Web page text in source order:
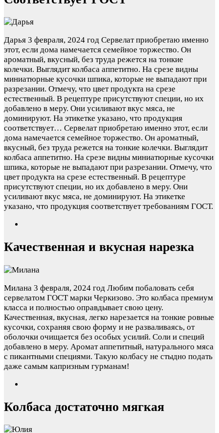
Дарья 3 февраля, 2024 год Сервелат приобретаю именно
этот, если дома намечается семейное торжество. Он
ароматный, вкусный, без труда режется на тонкие
колечки. Выглядит колбаса аппетитно. На срезе видны
миниатюрные кусочки шпика, которые не выпадают при
разрезании. Отмечу, что цвет продукта на срезе
естественный. В рецептуре присутствуют специи, но их
добавлено в меру. Они усиливают вкус мяса, не
доминируют. На этикетке указано, что продукция
соответствует… Сервелат приобретаю именно этот, если
дома намечается семейное торжество. Он ароматный,
вкусный, без труда режется на тонкие колечки. Выглядит
колбаса аппетитно. На срезе видны миниатюрные кусочки
шпика, которые не выпадают при разрезании. Отмечу, что
цвет продукта на срезе естественный. В рецептуре
присутствуют специи, но их добавлено в меру. Они
усиливают вкус мяса, не доминируют. На этикетке
указано, что продукция соответствует требованиям ГОСТ.
Качественная и вкусная нарезка
Милана 3 февраля, 2024 год Любим побаловать себя
сервелатом ГОСТ марки Черкизово. Это колбаса премиум
класса и полностью оправдывает свою цену.
Качественная, вкусная, легко нарезается на тонкие ровные
кусочки, сохраняя свою форму и не разваливаясь, от
оболочки очищается без особых усилий. Соли и специй
добавлено в меру. Аромат аппетитный, натурального мяса
с пикантными специями. Такую колбасу не стыдно подать
даже самым капризным гурманам!
Колбаса достаточно мягкая